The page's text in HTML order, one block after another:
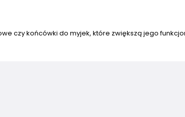
czy końcówki do myjek, które zwiększą jego